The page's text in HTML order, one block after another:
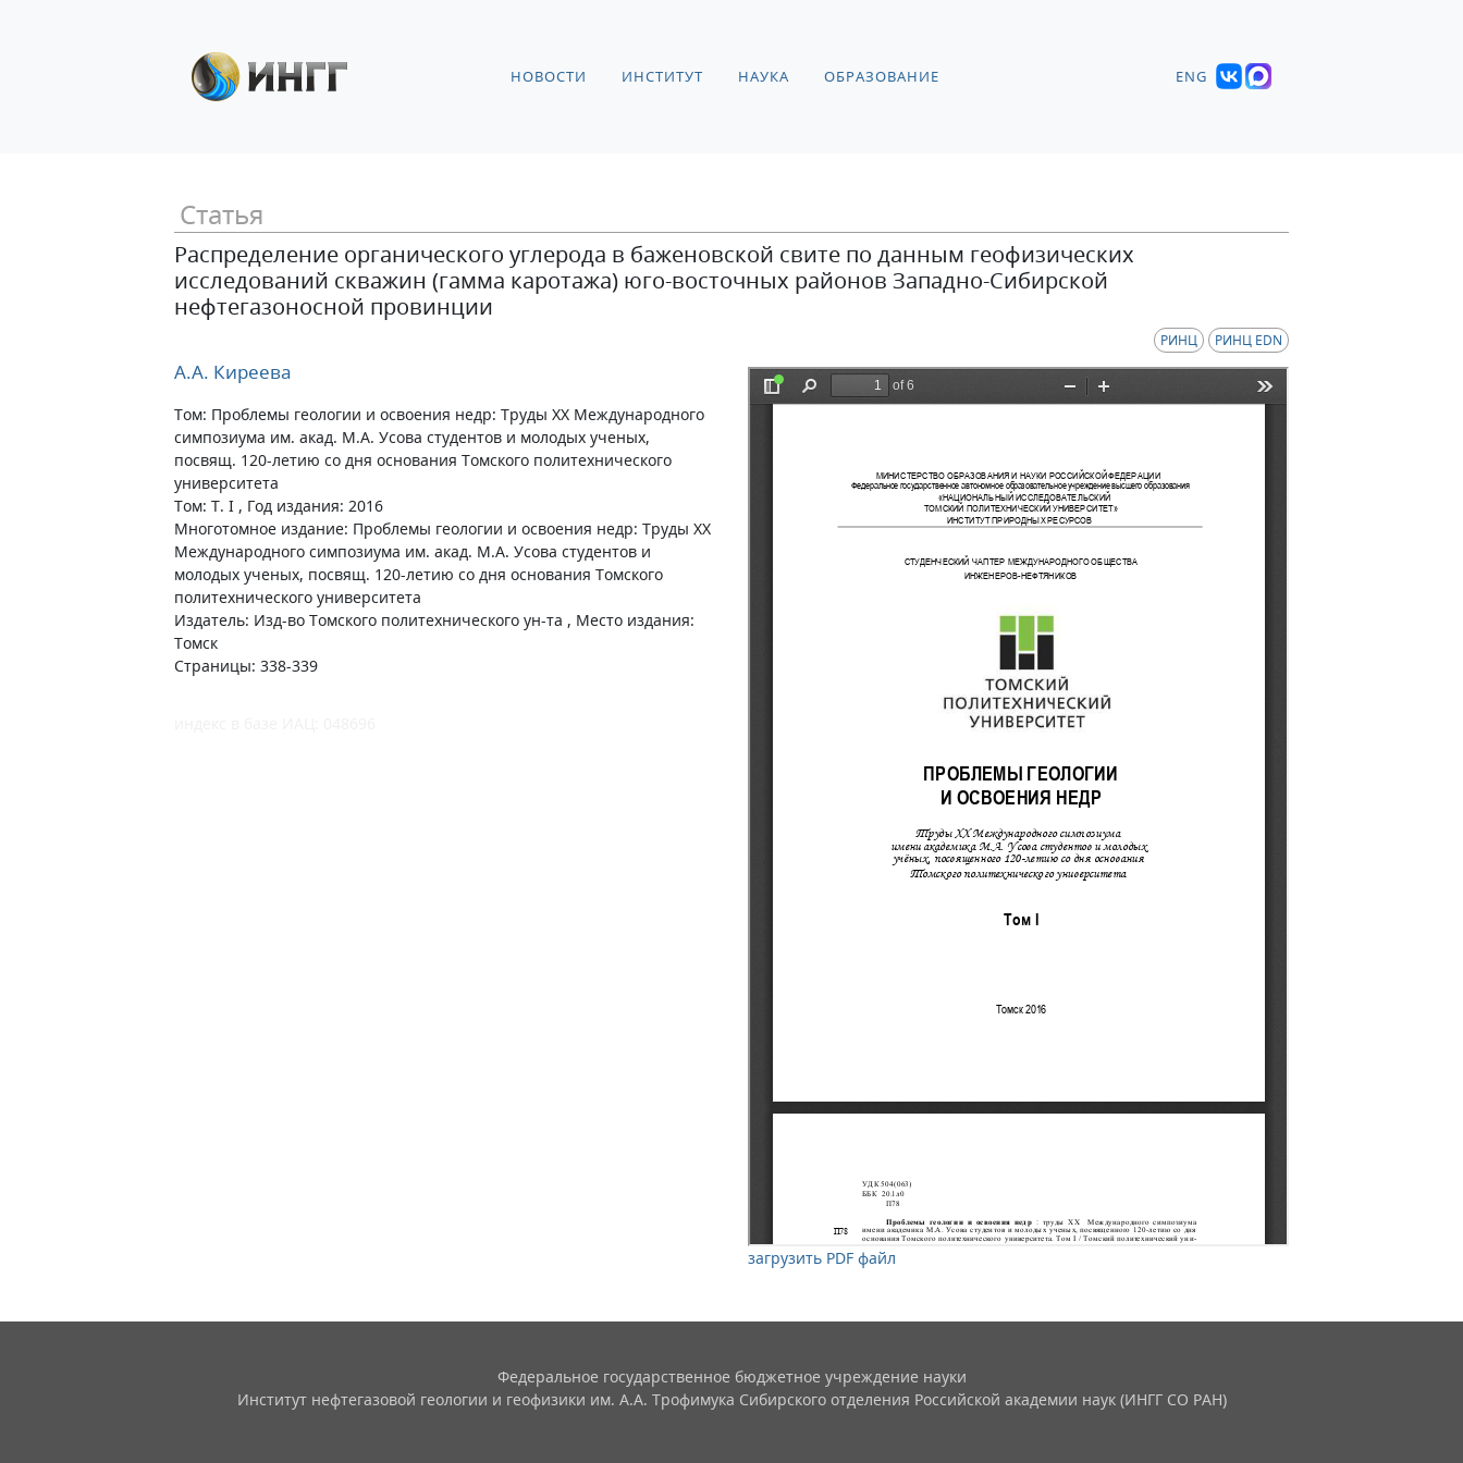
НОВОСТИ ИНСТИТУТ НАУКА ОБРАЗОВАНИЕ ENG
Статья
Распределение органического углерода в баженовской свите по данным геофизических
исследований скважин (гамма каротажа) юго-восточных районов Западно-Сибирской
нефтегазоносной провинции
РИНЦ РИНЦ EDN
А.А. Киреева
Том: Проблемы геологии и освоения недр: Труды XX Международного
симпозиума им. акад. М.А. Усова студентов и молодых ученых,
посвящ. 120-летию со дня основания Томского политехнического
университета
Том: Т. I , Год издания: 2016
Многотомное издание: Проблемы геологии и освоения недр: Труды XX
Международного симпозиума им. акад. М.А. Усова студентов и
молодых ученых, посвящ. 120-летию со дня основания Томского
политехнического университета
Издатель: Изд-во Томского политехнического ун-та , Место издания:
Томск
Страницы: 338-339
загрузить PDF файл
Федеральное государственное бюджетное учреждение науки
Институт нефтегазовой геологии и геофизики им. А.А. Трофимука Сибирского отделения Российской академии наук (ИНГГ СО РАН)